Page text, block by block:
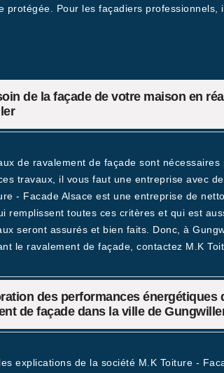
Pour les façadiers
de la façade de votre maison en
de ravalement de façade sont
travaux, il vous faut une entreprise avec
- Facade Alsace est une entreprise de
remplissent toutes ces critères et qui est
seront assurés et bien faits. Donc, à
le ravalement de façade, contactez M.K
des performances énergétiques
de façade dans la ville de
explications de la société M.K Toiture -